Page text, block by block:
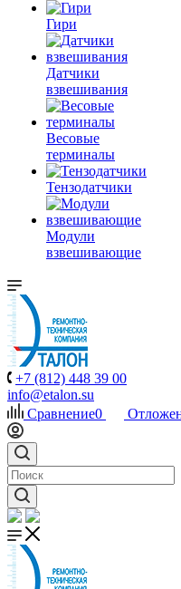
Гири
Датчики
взвешивания
Весовые
терминалы
Тензодатчики
Модули
взвешивающие
+7 (812) 448 39 00
info@etalon.su
Сравнение0